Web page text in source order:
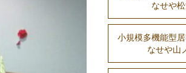
なせや
小規模多機能型
なせや山